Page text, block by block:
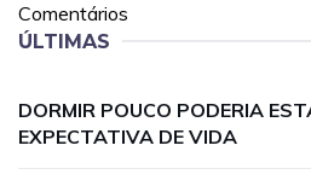
Comentários
ÚLTIMAS
DORMIR POUCO PODERIA
EXPECTATIVA DE VIDA